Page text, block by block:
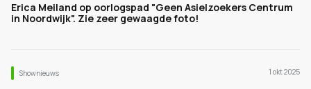
Erica Meiland op oorlogspad "Geen Asielzoekers Centrum
in Noordwijk". Zie zeer gewaagde foto!
Shownieuws 1 okt 2025